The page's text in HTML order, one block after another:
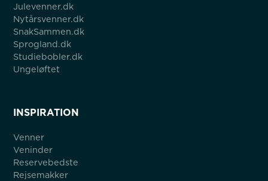
Julevenner.dk
Nytårsvenner.dk
SnakSammen.dk
Sprogland.dk
Studiebobler.dk
Ungeløftet
INSPIRATION
Venner
Veninder
Reservebedste
Rejsemakker